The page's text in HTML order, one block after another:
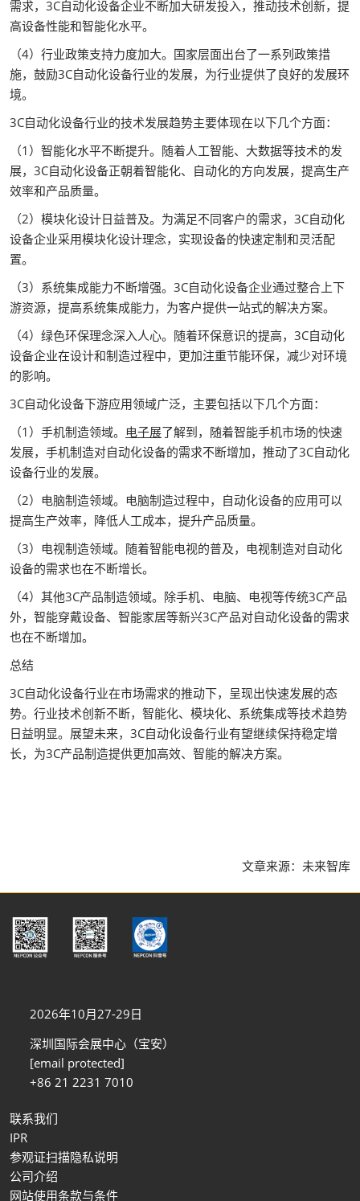
需求，3C自动化设备企业不断加大研发投入，推动技术创新，提
高设备性能和智能化水平。
（4）行业政策支持力度加大。国家层面出台了一系列政策措
施，鼓励3C自动化设备行业的发展，为行业提供了良好的发展环
境。
3C自动化设备行业的技术发展趋势主要体现在以下几个方面：
（1）智能化水平不断提升。随着人工智能、大数据等技术的发
展，3C自动化设备正朝着智能化、自动化的方向发展，提高生产
效率和产品质量。
（2）模块化设计日益普及。为满足不同客户的需求，3C自动化
设备企业采用模块化设计理念，实现设备的快速定制和灵活配
置。
（3）系统集成能力不断增强。3C自动化设备企业通过整合上下
游资源，提高系统集成能力，为客户提供一站式的解决方案。
（4）绿色环保理念深入人心。随着环保意识的提高，3C自动化
设备企业在设计和制造过程中，更加注重节能环保，减少对环境
的影响。
3C自动化设备下游应用领域广泛，主要包括以下几个方面：
（1）手机制造领域。 电子展了解到，随着智能手机市场的快速
发展，手机制造对自动化设备的需求不断增加，推动了3C自动化
设备行业的发展。
（2）电脑制造领域。电脑制造过程中，自动化设备的应用可以
提高生产效率，降低人工成本，提升产品质量。
（3）电视制造领域。随着智能电视的普及，电视制造对自动化
设备的需求也在不断增长。
（4）其他3C产品制造领域。除手机、电脑、电视等传统3C产品
外，智能穿戴设备、智能家居等新兴3C产品对自动化设备的需求
也在不断增加。
总结
3C自动化设备行业在市场需求的推动下，呈现出快速发展的态
势。行业技术创新不断，智能化、模块化、系统集成等技术趋势
日益明显。展望未来，3C自动化设备行业有望继续保持稳定增
长，为3C产品制造提供更加高效、智能的解决方案。
文章来源：未来智库
2026年10月27-29日
深圳国际会展中心（宝安）
[email protected]
+86 21 2231 7010
联系我们
IPR
参观证扫描隐私说明
公司介绍
网站使用条款与条件